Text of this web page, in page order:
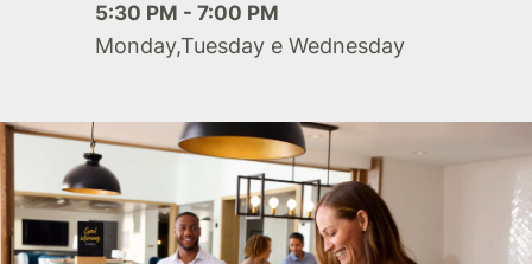
5:30 PM - 7:00 PM
Monday,Tuesday e Wednesday